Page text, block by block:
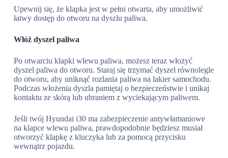
Upewnij się, że klapka jest w pełni otwarta, aby umożliwić
łatwy dostęp do otworu na dyszlu paliwa.
Włóż dyszel paliwa
Po otwarciu klapki wlewu paliwa, możesz teraz włożyć
dyszel paliwa do otworu. Staraj się trzymać dyszel równolegle
do otworu, aby uniknąć rozlania paliwa na lakier samochodu.
Podczas włożenia dyszla pamiętaj o bezpieczeństwie i unikaj
kontaktu ze skórą lub ubraniem z wyciekającym paliwem.
Jeśli twój Hyundai i30 ma zabezpieczenie antywłamaniowe
na klapce wlewu paliwa, prawdopodobnie będziesz musiał
otworzyć klapkę z kluczyka lub za pomocą przycisku
wewnątrz pojazdu.